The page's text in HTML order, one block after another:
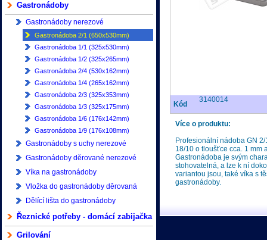
Gastronádoby
Gastronádoby nerezové
Gastronádoba 2/1 (650x530mm)
Gastronádoba 1/1 (325x530mm)
Gastronádoba 1/2 (325x265mm)
Gastronádoba 2/4 (530x162mm)
Gastronádoba 1/4 (265x162mm)
Gastronádoba 2/3 (325x353mm)
Gastronádoba 1/3 (325x175mm)
Gastronádoba 1/6 (176x142mm)
Gastronádoba 1/9 (176x108mm)
Gastronádoby s uchy nerezové
Gastronádoby děrované nerezové
Víka na gastronádoby
Vložka do gastronádoby děrovaná
Dělící lišta do gastronádoby
Řeznické potřeby - domácí zabijačka
Grilování
Kód
3140014
Více o produktu:
Profesionální nádoba GN
18/10 o tloušťce cca. 1 mm
Gastronádoba je svým
stohovatelná, a lze k ní
variantou jsou, také víka s
gastronádoby.